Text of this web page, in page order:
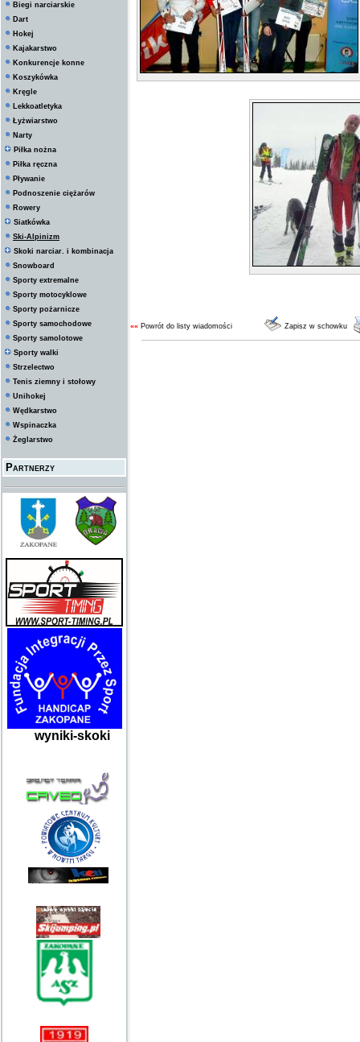
Biegi narciarskie
Dart
Hokej
Kajakarstwo
Konkurencje konne
Koszykówka
Kręgle
Lekkoatletyka
Łyżwiarstwo
Narty
Piłka nożna
Piłka ręczna
Pływanie
Podnoszenie ciężarów
Rowery
Siatkówka
Ski-Alpinizm
Skoki narciar. i kombinacja
Snowboard
Sporty extremalne
Sporty motocyklowe
Sporty pożarnicze
Sporty samochodowe
Sporty samolotowe
Sporty walki
Strzelectwo
Tenis ziemny i stołowy
Unihokej
Wędkarstwo
Wspinaczka
Żeglarstwo
Partnerzy
wyniki-skoki
«« Powrót do listy wiadomości Zapisz w schowku